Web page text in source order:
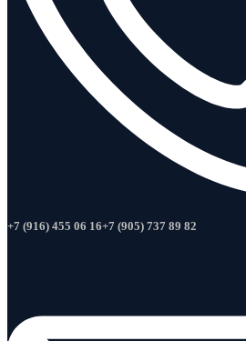
+7 (916) 455 06 16+7 (905) 737 89 82